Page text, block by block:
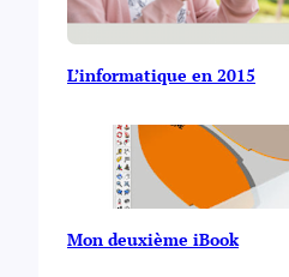
L’informatique en 2015
Mon deuxième iBook